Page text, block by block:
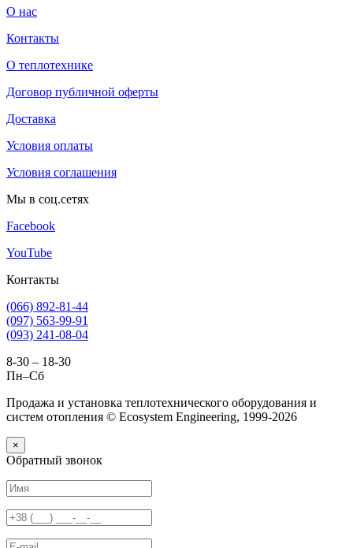
О нас
Контакты
О теплотехнике
Договор публичной оферты
Доставка
Условия оплаты
Условия соглашения
Мы в соц.сетях
Facebook
YouTube
Контакты
(066) 892-81-44
(097) 563-99-91
(093) 241-08-04
8-30 – 18-30
Пн–Сб
Продажа и установка теплотехнического оборудования и
систем отопления © Ecosystem Engineering, 1999-2026
×
Обратный звонок